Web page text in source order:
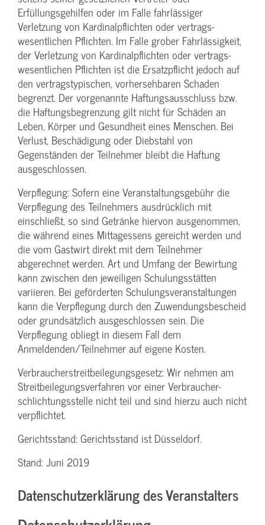
Erfüllungsgehilfen oder im Falle fahrlässiger
Verletzung von Kardinalpflichten oder vertrags­
wesentlichen Pflichten. Im Falle grober Fahrlässigkeit,
der Verletzung von Kardinalpflichten oder vertrags­
wesentlichen Pflichten ist die Ersatzpflicht jedoch auf
den vertragstypischen, vorhersehbaren Schaden
begrenzt. Der vorgenannte Haftungs­ausschluss bzw.
die Haftungs­begrenzung gilt nicht für Schäden an
Leben, Körper und Gesundheit eines Menschen. Bei
Verlust, Beschädigung oder Diebstahl von
Gegenständen der Teilnehmer bleibt die Haftung
ausgeschlossen.
Verpflegung: Sofern eine Veranstaltungs­gebühr die
Verpflegung des Teilnehmers ausdrücklich mit
einschließt, so sind Getränke hiervon ausgenommen,
die während eines Mittagessens gereicht werden und
die vom Gastwirt direkt mit dem Teilnehmer
abgerechnet werden. Art und Umfang der Bewirtung
kann zwischen den jeweiligen Schulungsstätten
variieren. Bei geförderten Schulungs­veranstaltungen
kann die Verpflegung durch den Zuwendungs­bescheid
oder grundsätzlich ausgeschlossen sein. Die
Verpflegung obliegt in diesem Fall dem
Anmeldenden/­Teilnehmer auf eigene Kosten.
Verbraucher­streitbeilegungs­gesetz: Wir nehmen am
Streit­beilegungs­verfahren vor einer Verbraucher­
schlichtungs­stelle nicht teil und sind hierzu auch nicht
verpflichtet.
Gerichtsstand: Gerichtsstand ist Düsseldorf.
Stand: Juni 2019
Datenschutzerklärung des Veranstalters